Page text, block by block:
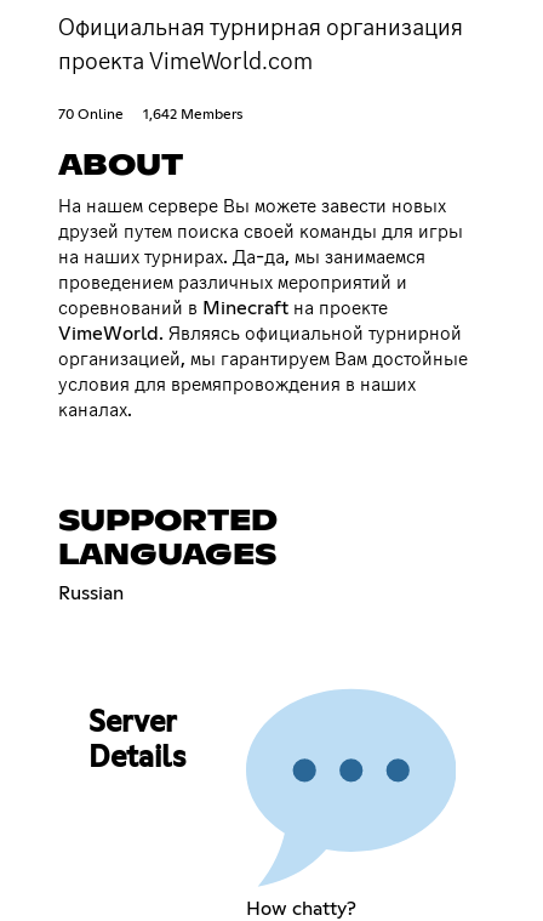
Официальная турнирная организация
проекта VimeWorld.com
70 Online 1,642 Members
ABOUT
На нашем сервере Вы можете завести новых
друзей путем поиска своей команды для игры
на наших турнирах. Да-да, мы занимаемся
проведением различных мероприятий и
соревнований в Minecraft на проекте
VimeWorld. Являясь официальной турнирной
организацией, мы гарантируем Вам достойные
условия для времяпровождения в наших
каналах.
SUPPORTED
LANGUAGES
Russian
Server
Details
How chatty?